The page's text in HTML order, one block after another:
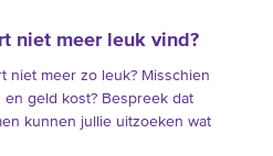
niet meer leuk vind?
niet meer zo leuk? Misschien
geld kost? Bespreek dat
kunnen jullie uitzoeken wat